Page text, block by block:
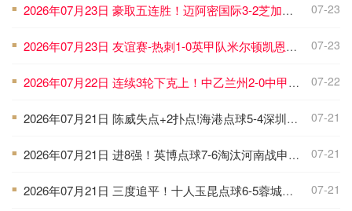
■ 2026年07月23日 豪取五连胜！迈阿密国际3-2芝加哥火焰 莱万首秀苏牙双响诺沃送礼 07-23
■ 2026年07月23日 友谊赛-热刺1-0英甲队米尔顿凯恩斯 新援M费轰世界波梁民革失空门 07-23
■ 2026年07月22日 连续3轮下克上！中乙兰州2-0中甲陕西进八强 1/4决赛将战北京国安 07-22
■ 2026年07月21日 陈威失点+2扑点!海港点球5-4深圳进8强 周定洋张宇峰莱昂纳多失点 07-21
■ 2026年07月21日 进8强！英博点球7-6淘汰河南战申花 马拉尼昂、阿卜杜肉苏力失点 07-21
■ 2026年07月21日 三度追平！十人玉昆点球6-5蓉城进八强 韦林顿索罗金罗慕洛失点 07-21